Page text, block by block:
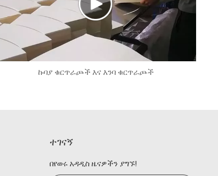
ኩባያ ቁርጥራጮች እና እንባ ቁርጥራጮች
ተገናኝ
በየወሩ አዳዲስ ዜናዎችን ያግኙ!